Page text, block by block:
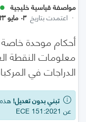
مواصفة قياسية خليجية
· اعتمدت بتاريخ ٠٣ مايو ٢٠٢٣
أحكام موحدة
معلومات النقطة
الدراجات في
تبني بدون تعديل!
عن ECE 151:2021